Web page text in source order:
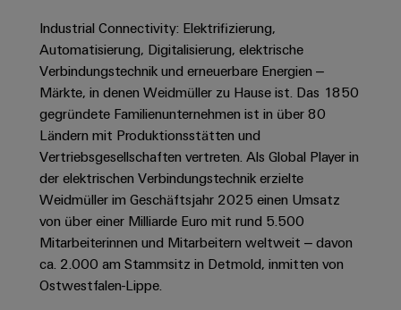
(ESS)
Energieübertragung
und
-
verteilung
Stabilität
und
Sicherheit
für
moderne
Energienetze
Gebäudeinfrastruktur
Schaltschrank-
und
Feldebene
Feldverdrahtung
Smart
Cabinet
Building
Smart
SPS
Systemverkabelung
&
Migrationslösungen
Serviceschnittstellen
Verteilerboxen
Elektronik
Koppelrelais
Service
Platform
Connectivity
Consulting
Digitales
Engineering
Weidmüller
Configurator
PCB
Connector
News
Messen
Newsletter
Anmeldung
Kundenservice
Webshop
Preisliste
Culture
Compliance
Weidmüller
Welt
Orange
Mag
|
Kundenmagazin
Länder
Studienabbrecher
Offene
Stellen
für
Studierende
Für
Schülerinnen
und
Schüler
Industrial Connectivity: Elektrifizierung,
Automatisierung, Digitalisierung, elektrische
Verbindungstechnik und erneuerbare Energien –
Märkte, in denen Weidmüller zu Hause ist. Das 1850
gegründete Familienunternehmen ist in über 80
Ländern mit Produktionsstätten und
Vertriebsgesellschaften vertreten. Als Global Player in
der elektrischen Verbindungstechnik erzielte
Weidmüller im Geschäftsjahr 2025 einen Umsatz
von über einer Milliarde Euro mit rund 5.500
Mitarbeiterinnen und Mitarbeitern weltweit – davon
ca. 2.000 am Stammsitz in Detmold, inmitten von
Ostwestfalen-Lippe.